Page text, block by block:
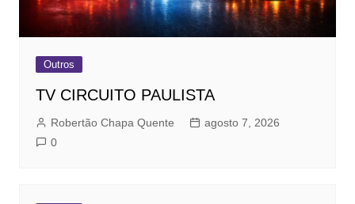
Outros
TV CIRCUITO PAULISTA
Robertão Chapa Quente
agosto 7, 2026
0